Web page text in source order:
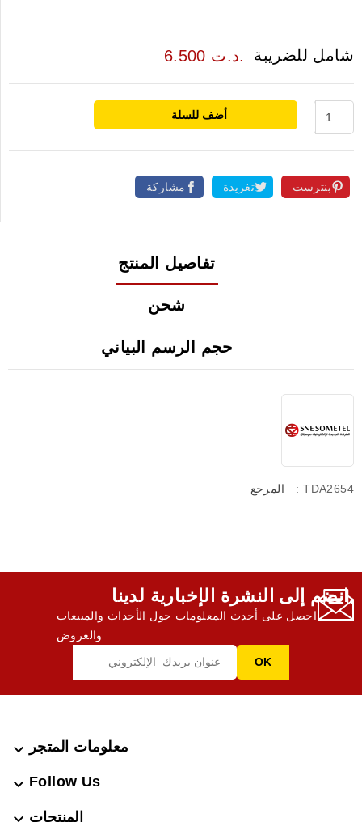
6.500 د.ت. شامل للضريبة
أضف للسلة
مشاركة تغريدة بنترست
تفاصيل المنتج
شحن
حجم الرسم البياني
المرجع : TDA2654
انضم إلى النشرة الإخبارية لدينا,
احصل على أحدث المعلومات حول الأحداث والمبيعات
والعروض
معلومات المتجر 
Follow Us

المنتجات